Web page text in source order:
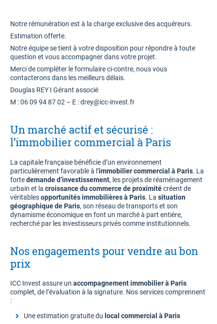
Notre rémunération est à la charge exclusive des acquéreurs.
Estimation offerte.
Notre équipe se tient à votre disposition pour répondre à toute
question et vous accompagner dans votre projet.
Merci de compléter le formulaire ci-contre, nous vous
contacterons dans les meilleurs délais.
Douglas REY I Gérant associé
M : 06 09 94 87 02 – E : drey@icc-invest.fr
Un marché actif et sécurisé :
l’immobilier commercial à Paris
La capitale française bénéficie d’un environnement
particulièrement favorable à l’immobilier commercial à Paris. La
fortedemande d’investissement, les projets de réaménagement
urbain et la croissance du commerce de proximitécréent de
véritablesopportunités immobilières à Paris. La situation
géographique de Paris, son réseau de transports et son
dynamisme économique en font un marché à part entière,
recherché par les investisseurs privés comme institutionnels.
Nos engagements pour vendre au bon
prix
ICC Invest assure un accompagnement immobilier à Paris
complet, de l’évaluation à la signature. Nos services comprennent
:
Une estimation gratuite du local commercial à Paris